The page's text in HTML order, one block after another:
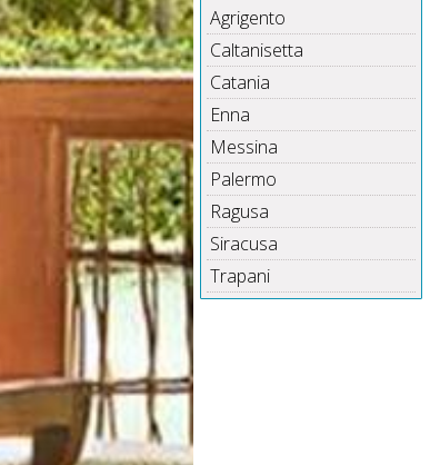
Agrigento
Caltanisetta
Catania
Enna
Messina
Palermo
Ragusa
Siracusa
Trapani